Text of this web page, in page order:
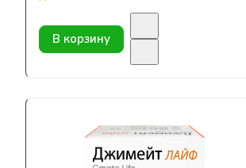
В корзину